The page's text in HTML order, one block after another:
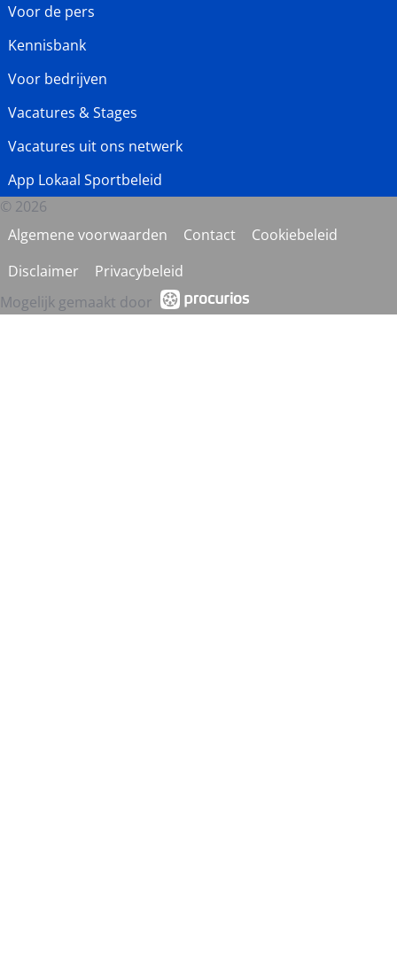
Voor de pers
Kennisbank
Voor bedrijven
Vacatures & Stages
Vacatures uit ons netwerk
App Lokaal Sportbeleid
© 2026
Algemene voorwaarden
Contact
Cookiebeleid
Disclaimer
Privacybeleid
Mogelijk gemaakt door